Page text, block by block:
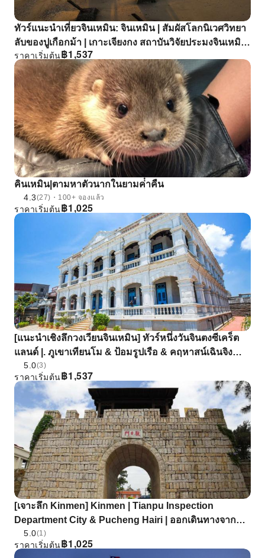
ทัวร์แนะนําเที่ยวจินเหมิน: จินเหมิน | สัมผัสโลกนิเวศวิทยา
ลับของปูเกือกม้า | เกาะเจียงกง สถาบันวิจัยประมงจินเหมิน
สะพานโกลเดนเกต และพระอาทิตย์ตกดินฉือหู
฿1,537
ราคาเริ่มต้น
คินเหมิน|ตามหาตัวนากในยามค่ําคืน
4.3(27)・100+ จองแล้ว
฿1,025
ราคาเริ่มต้น
[แนะนําเชิงลึกวงเวียนจินเหมิน] ทัวร์หนึ่งวันจินตงซีเคร็ต
แลนด์ |. ภูเขาเทียนโม & ป้อมรูปเรือ & คฤหาสน์เฉินจิง
หลาน |
5.0(3)
฿1,537
ราคาเริ่มต้น
[เจาะลึก Kinmen] Kinmen | Tianpu Inspection
Department City & Pucheng Hairi | ออกเดินทางจากตัว
เมืองจินเหมิน
5.0(1)
฿1,025
ราคาเริ่มต้น